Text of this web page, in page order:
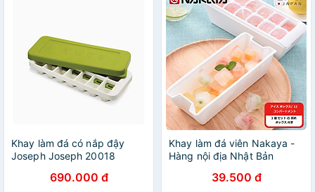
Khay làm đá có nắp đậy
Joseph Joseph 20018
690.000 đ
Khay làm đá viên Nakaya -
Hàng nội địa Nhật Bản
39.500 đ